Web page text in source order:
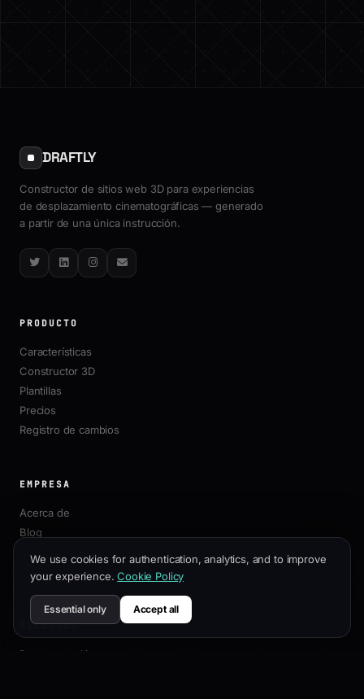
DRAFTLY
Constructor de sitios web 3D para experiencias
de desplazamiento cinematográficas — generado
a partir de una única instrucción.
TwitterLinkedInInstagram
Email
PRODUCTO
Características
Constructor 3D
Plantillas
Precios
Registro de cambios
EMPRESA
Acerca de
Blog
Contacto
RECURSOS
Documentación
We use cookies for authentication, analytics, and to improve
your experience. Cookie Policy
Essential only Accept all